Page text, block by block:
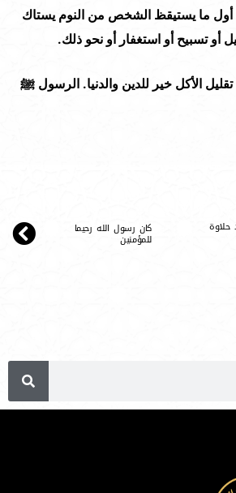
ما يستيقظ الشخص من النوم يستاك
أو تسبيح أو استغفار أو نحو ذلك.
الأكل خير للدين والدنيا. الرسول ﷺ
كان رسول الله رحيما
للمؤمنين